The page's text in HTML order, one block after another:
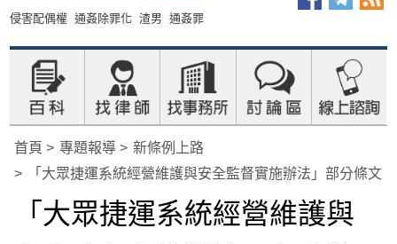
侵害配偶權 通姦除罪化 渣男 通姦罪
首頁 專題報導
新條例上路
「大眾捷運系統經營維護與安全監督實施辦法」部分條文
「大眾捷運系統經營維護與